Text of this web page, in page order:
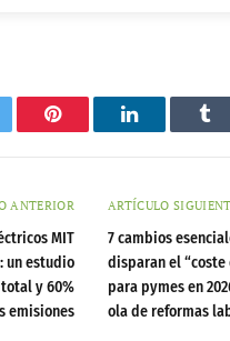
Pinterest LinkedIn
ANTERIOR
MIT
un estudio
y 60%
emisiones
ARTÍCULO
7 cambios
disparan el
para pymes en
ola de reformas